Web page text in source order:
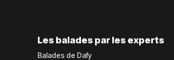
Les balades par les experts
Balades de Dafy